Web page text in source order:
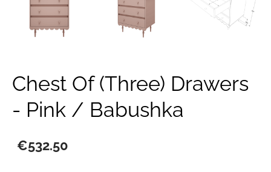
Chest Of (Three) Drawers
- Pink / Babushka
€532.50